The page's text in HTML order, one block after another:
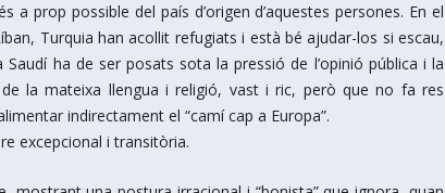
prop possible del país d’origen d’aquestes persones. En el
Turquia han acollit refugiats i està bé ajudar-los si escau,
ha de ser posats sota la pressió de l’opinió pública i la
la mateixa llengua i religió, vast i ric, però que no fa res
indirectament el “camí cap a Europa”.
excepcional i transitòria.